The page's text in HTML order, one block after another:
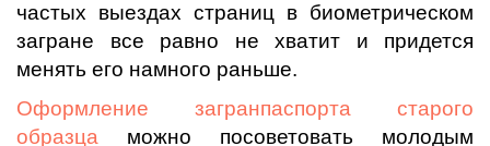
частых выездах страниц в биометрическом
загране все равно не хватит и придется
менять его намного раньше.
Оформление загранпаспорта старого
образца можно посоветовать молодым